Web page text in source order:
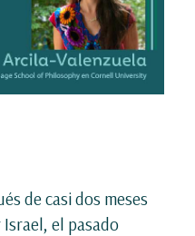
de casi dos meses
el pasado